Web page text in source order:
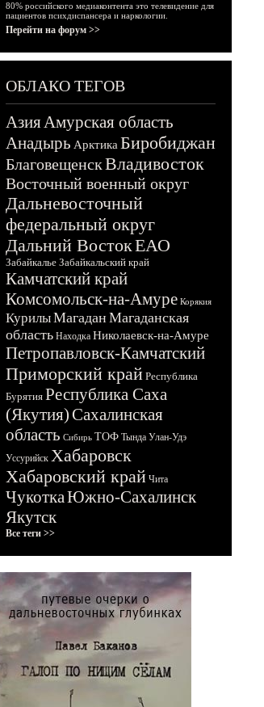
80% российского медиаконтента это телевидение для
пациентов психдиспансера и наркологии.
Перейти на форум >>
ОБЛАКО ТЕГОВ
АзияАмурская область
Анадырь Арктика Биробиджан
БлаговещенскВладивосток
Восточный военный округ
Дальневосточный
федеральный округ
Дальний ВостокЕАО
Забайкалье Забайкальский край
Камчатский край
Комсомольск-на-Амуре Корякия
КурилыМагадан Магаданская
область Находка Николаевск-на-Амуре
Петропавловск-Камчатский
Приморский край Республика
Бурятия Республика Саха
(Якутия)Сахалинская
область Сибирь ТОФ Тында Улан-Удэ
Уссурийск Хабаровск
Хабаровский край Чита
ЧукоткаЮжно-Сахалинск
Якутск
Все теги >>